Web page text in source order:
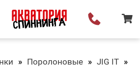
Поролоновые
JIG IT